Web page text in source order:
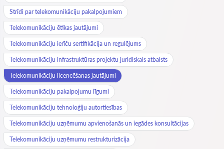
Strīdi par telekomunikāciju pakalpojumiem
Telekomunikāciju ētikas jautājumi
Telekomunikāciju ierīču sertifikācija un regulējums
Telekomunikāciju infrastruktūras projektu juridiskais atbalsts
Telekomunikāciju licencēšanas jautājumi
Telekomunikāciju pakalpojumu līgumi
Telekomunikāciju tehnoloģiju autortiesības
Telekomunikāciju uzņēmumu apvienošanās un iegādes konsultācijas
Telekomunikāciju uzņēmumu restrukturizācija